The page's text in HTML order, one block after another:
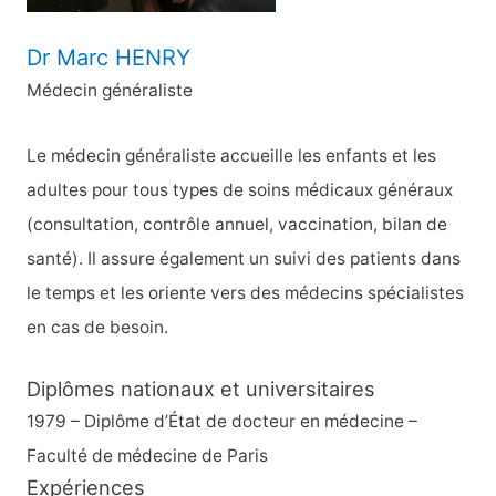
Dr Marc HENRY
Médecin généraliste
Le médecin généraliste accueille les enfants et les
adultes pour tous types de soins médicaux généraux
(consultation, contrôle annuel, vaccination, bilan de
santé). Il assure également un suivi des patients dans
le temps et les oriente vers des médecins spécialistes
en cas de besoin.
Diplômes nationaux et universitaires
1979 – Diplôme d’État de docteur en médecine –
Faculté de médecine de Paris
Expériences